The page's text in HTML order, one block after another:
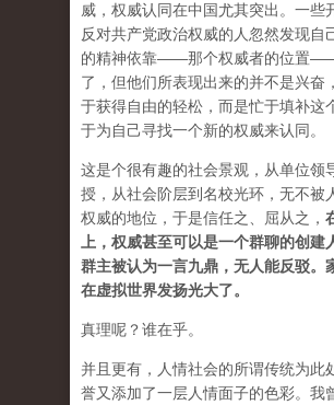
威，权威认同在中国尤其突出。一些
反对共产党政治权威的人忽然发现自
的精神依靠——那个权威者的位置
了，但他们所表现出来的并不是兴奋
于获得自由的轻松，而是忙于填补这
于为自己寻找一个新的权威来认同。
这是个很有趣的社会景观，从单位领
授，从社会阶层到名校光环，无不被
权威的地位，于是信任之、屈从之，
上，权威甚至可以是一个群聊的创建
群主被认为一言九鼎，无人能反驳。
在虚拟世界发扬光大了。
真理呢？谁在乎。
并且更有，人情社会的所谓传统为此
誉又添加了一层人情面子的色彩。我